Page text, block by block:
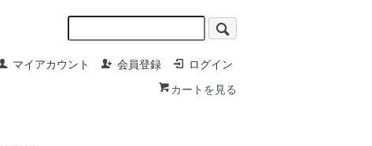
マイアカウント 会員登録
ログイン
カートを見る